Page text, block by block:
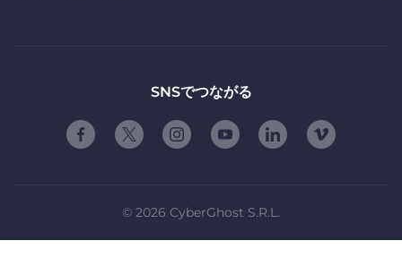
iOS向けVPN
脆弱性開示プログラム
パートナーシップ
サポートに問い合わせるSNSでつながる
© 2026 CyberGhost S.R.L.